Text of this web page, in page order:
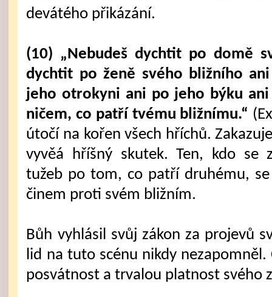
devátého přikázání.
(10) „Nebudeš dychtit po domě
dychtit po ženě svého bližního
jeho otrokyni ani po jeho býku
ničem, co patří tvému bližnímu.“
útočí na kořen všech hříchů.
vyvěá hříšný skutek. Ten, kdo se
tužeb po tom, co patří druhému,
činem proti svém bližním.
Bůh vyhlásil svůj zákon za projevů
lid na tuto scénu nikdy
posvátnost a trvalou platnost svého